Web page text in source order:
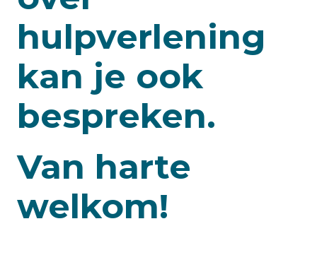
hulpverlening
kan je ook
bespreken.
Van harte
welkom!